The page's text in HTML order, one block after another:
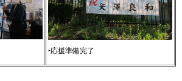
‣応援準備完了